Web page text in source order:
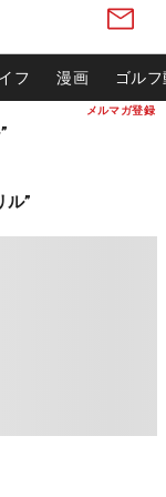
メルマガ登録
フ 漫画 ゴル
ル”